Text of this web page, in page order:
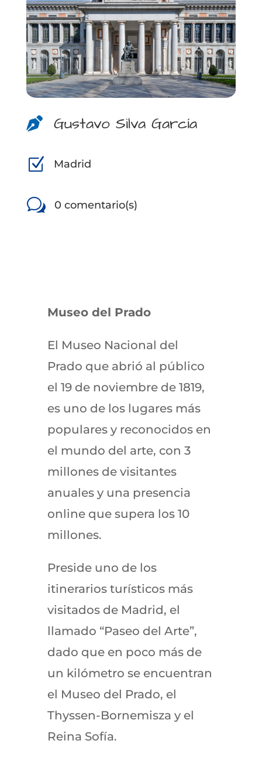
 Gustavo Silva García
Z Madrid
w 0 comentario(s)
Museo del Prado
El Museo Nacional del
Prado que abrió al público
el 19 de noviembre de 1819,
es uno de los lugares más
populares y reconocidos en
el mundo del arte, con 3
millones de visitantes
anuales y una presencia
online que supera los 10
millones.
Preside uno de los
itinerarios turísticos más
visitados de Madrid, el
llamado “Paseo del Arte”,
dado que en poco más de
un kilómetro se encuentran
el Museo del Prado, el
Thyssen-Bornemisza y el
Reina Sofía.